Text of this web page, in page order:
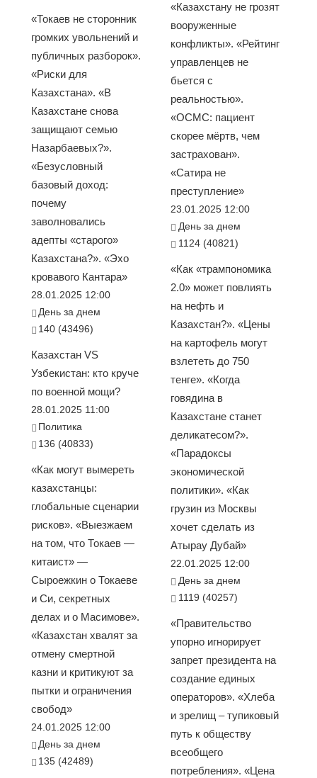
«Токаев не сторонник
громких увольнений и
публичных разборок».
«Риски для
Казахстана». «В
Казахстане снова
защищают семью
Назарбаевых?».
«Безусловный
базовый доход:
почему
заволновались
адепты «старого»
Казахстана?». «Эхо
кровавого Кантара»
28.01.2025 12:00
День за днем
140 (43496)
Казахстан VS
Узбекистан: кто круче
по военной мощи?
28.01.2025 11:00
Политика
136 (40833)
«Как могут вымереть
казахстанцы:
глобальные сценарии
рисков». «Выезжаем
на том, что Токаев —
китаист» —
Сыроежкин о Токаеве
и Си, секретных
делах и о Масимове».
«Казахстан хвалят за
отмену смертной
казни и критикуют за
пытки и ограничения
свобод»
24.01.2025 12:00
День за днем
135 (42489)
«Казахстану не грозят
вооруженные
конфликты». «Рейтинг
управленцев не
бьется с
реальностью».
«ОСМС: пациент
скорее мёртв, чем
застрахован».
«Сатира не
преступление»
23.01.2025 12:00
День за днем
1124 (40821)
«Как «трампономика
2.0» может повлиять
на нефть и
Казахстан?». «Цены
на картофель могут
взлететь до 750
тенге». «Когда
говядина в
Казахстане станет
деликатесом?».
«Парадоксы
экономической
политики». «Как
грузин из Москвы
хочет сделать из
Атырау Дубай»
22.01.2025 12:00
День за днем
1119 (40257)
«Правительство
упорно игнорирует
запрет президента на
создание единых
операторов». «Хлеба
и зрелищ – тупиковый
путь к обществу
всеобщего
потребления». «Цена